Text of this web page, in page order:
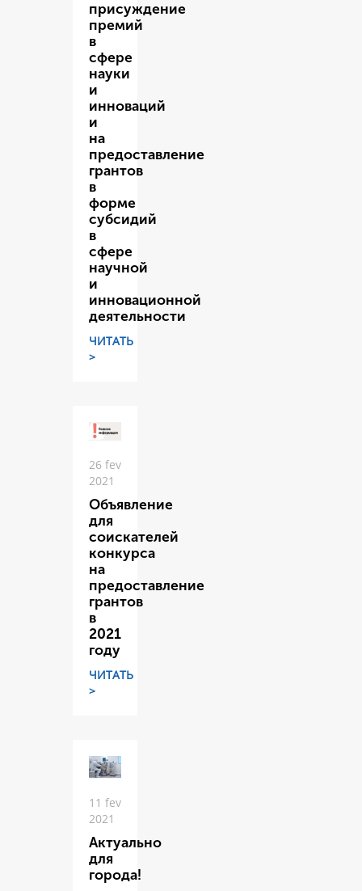
присуждение
премий
в
сфере
науки
и
инноваций
и
на
предоставление
грантов
в
форме
субсидий
в
сфере
научной
и
инновационной
деятельности
ЧИТАТЬ
>
26 fev
2021
Объявление
для
соискателей
конкурса
на
предоставление
грантов
в
2021
году
ЧИТАТЬ
>
11 fev
2021
Актуально
для
города!